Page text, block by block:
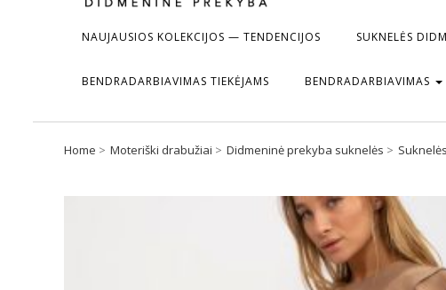
NAUJAUSIOS KOLEKCIJOS — TENDENCIJOS SUKNELĖS
BENDRADARBIAVIMAS TIEKĖJAMS BENDRADARBIAVIMAS
Home Moteriški drabužiai Didmeninė prekyba suknelės